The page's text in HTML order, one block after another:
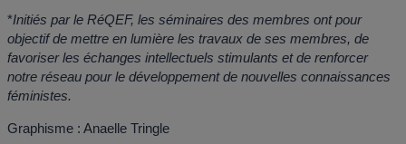
*Initiés par le RéQEF, les séminaires des membres ont pour
objectif de mettre en lumière les travaux de ses membres, de
favoriser les échanges intellectuels stimulants et de renforcer
notre réseau pour le développement de nouvelles connaissances
féministes.
Graphisme : Anaelle Tringle